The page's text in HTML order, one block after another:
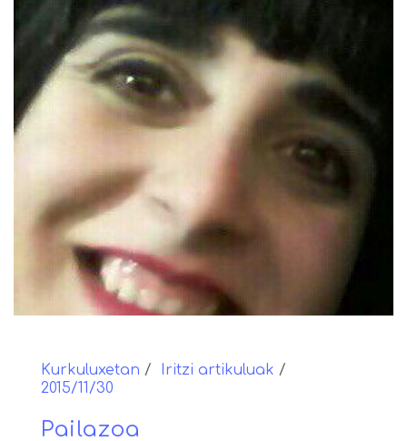
Kurkuluxetan
Iritzi artikuluak
2015/11/30
Pailazoa